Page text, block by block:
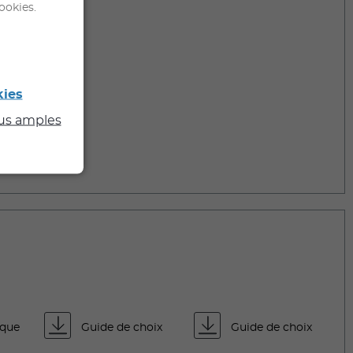
Guide de choix Guide de choix
amples